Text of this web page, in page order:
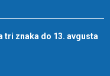
tri znaka do 13. avgusta